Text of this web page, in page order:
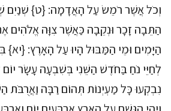
וְכֹל אֲשֶׁר רֹמֵשׂ עַל הָאֲדָמָה: {ט} שְׁנַיִם
הַתֵּבָה זָכָר וּנְקֵבָה כַּאֲשֶׁר צִוָּה אֱלֹהִים
הַיָּמִים וּמֵי הַמַּבּוּל הָיוּ עַל הָאָרֶץ:
לְחַיֵּי נֹחַ בַּחֹדֶשׁ הַשֵּׁנִי בְּשִׁבְעָה עָשָׂר
נִבְקְעוּ כָּל מַעְיְנוֹת תְּהוֹם רַבָּה וַאֲרֻבֹּת